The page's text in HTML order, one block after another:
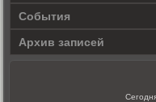
События
Архив записей